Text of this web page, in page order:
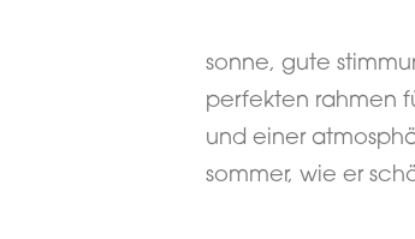
sonne, gute
perfekten rahmen
und einer
sommer, wie er